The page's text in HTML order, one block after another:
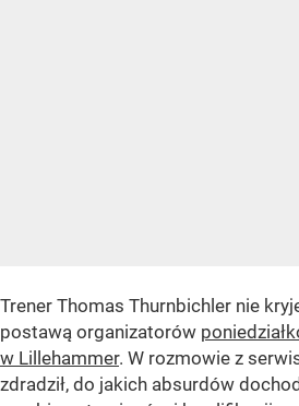
Trener Thomas Thurnbichler nie
postawą organizatorów
w Lillehammer. W rozmowie z
zdradził, do jakich absurdów